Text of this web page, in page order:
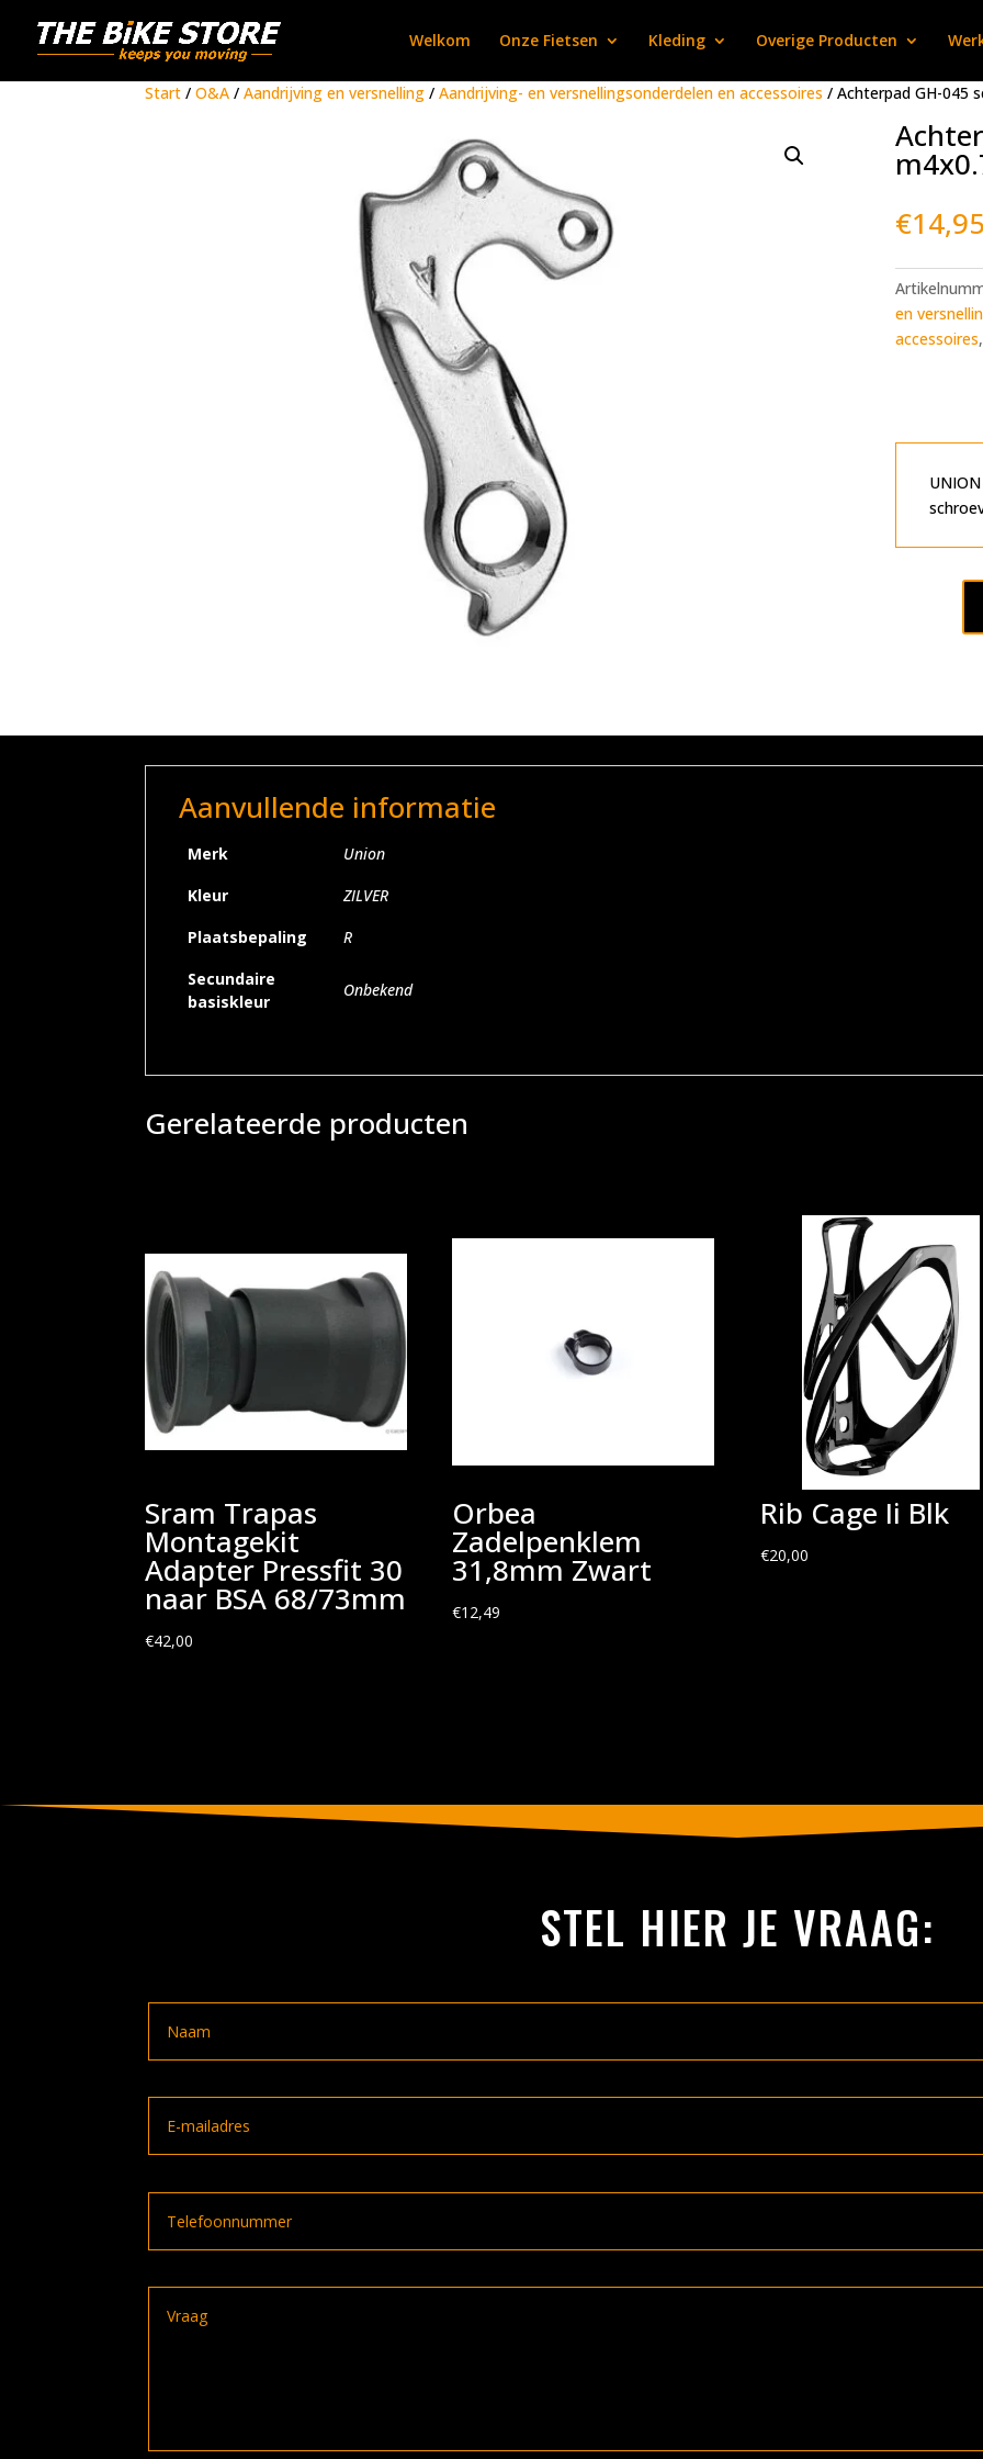
Welkom Onze Fietsen Kleding Overige Producten
Start/ O&A/ Aandrijving en versnelling/ Aandrijving- en versnellingsonderdelen en accessoires / Achterpad GH-045
€14,95
en
accessoires,
Aanvullende informatie
Merk
Union
Kleur
ZILVER
Plaatsbepaling
R
Secundaire
basiskleur
Onbekend
Gerelateerde producten
Sram Trapas
Montagekit
Adapter Pressfit 30
naar BSA 68/73mm
€42,00
Orbea
Zadelpenklem
31,8mm Zwart
€12,49
Rib Cage Ii Blk
€20,00
STEL HIER JE VRAAG: